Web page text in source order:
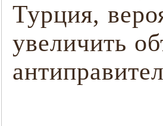
Турция,
увеличить